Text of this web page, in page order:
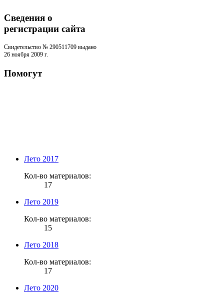
Сведения о
регистрации cайта
Свидетельство № 290511709 выдано
26 ноября 2009 г.
Помогут
Лето 2017
Кол-во материалов:
17
Лето 2019
Кол-во материалов:
15
Лето 2018
Кол-во материалов:
17
Лето 2020